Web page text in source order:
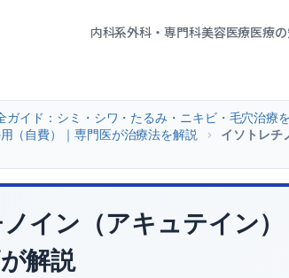
内科系外科・専門科美容医療医療
ガイド：シミ・シワ・たるみ・ニキビ・毛穴治療
（自費）｜専門医が治療法を解説 >
イソトレチ
イン（アキュテイン
解説